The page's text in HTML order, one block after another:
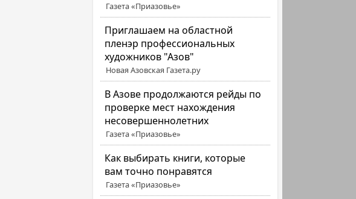
Газета «Приазовье»
Приглашаем на областной
пленэр профессиональных
художников "Азов"
Новая Азовская Газета.ру
В Азове продолжаются рейды по
проверке мест нахождения
несовершеннолетних
Газета «Приазовье»
Как выбирать книги, которые
вам точно понравятся
Газета «Приазовье»